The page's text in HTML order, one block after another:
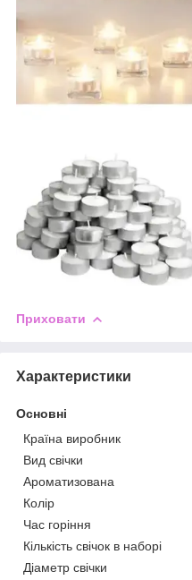
Приховати
Характеристики
Основні
Країна виробник
Вид свічки
Ароматизована
Колір
Час горіння
Кількість свічок в наборі
Діаметр свічки